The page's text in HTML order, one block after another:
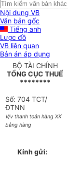
Nội dung VB
Văn bản gốc
Tiếng anh
Lược đồ
VB liên quan
Bản án áp dụng
BỘ TÀI CHÍNH
TỔNG CỤC THUẾ
********
Số: 704 TCT/
ĐTNN
V/v thanh toán hàng XK
bằng hàng
Kính gửi: